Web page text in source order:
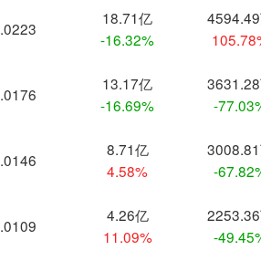
18.71亿
-16.32%
13.17亿
-16.69%
-
8.71亿
4.58%
-
4.26亿
11.09%
-